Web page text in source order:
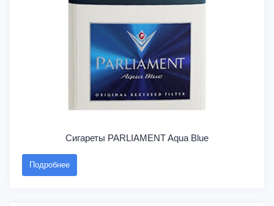
Сигареты PARLIAMENT Aqua Blue
Подробнее